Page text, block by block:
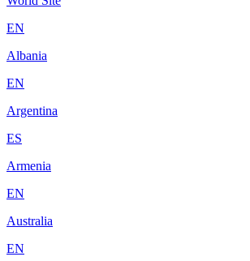
EN
Albania
EN
Argentina
ES
Armenia
EN
Australia
EN